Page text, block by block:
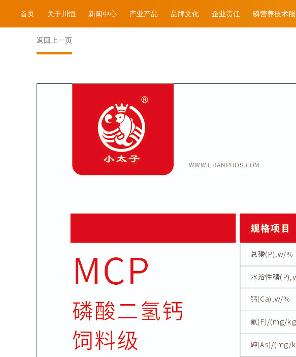
首页 关于川恒 新闻中心 产业产品 品牌文化 企业责任 磷营养技术
返回上一页